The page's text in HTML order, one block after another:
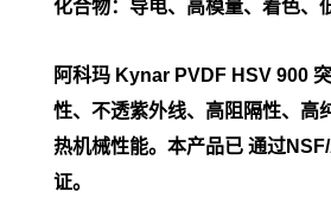
化合物：导电、高模量、着色、
阿科玛 Kynar PVDF HSV 900
性、不透紫外线、高阻隔性、高
热机械性能。本产品已 通过
证。